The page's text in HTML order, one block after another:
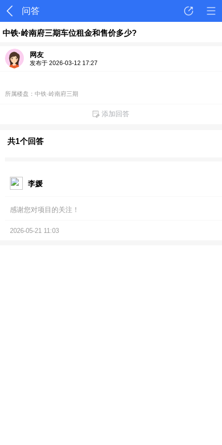
问答
中铁·岭南府三期车位租金和售价多少?
网友
发布于 2026-03-12 17:27
所属楼盘：中铁·岭南府三期
添加回答
共1个回答
李媛
感谢您对项目的关注！
2026-05-21 11:03